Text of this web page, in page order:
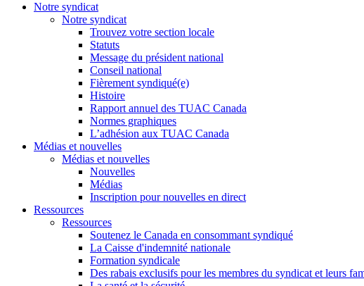
Notre syndicat
Notre syndicat
Trouvez votre section locale
Statuts
Message du président national
Conseil national
Fièrement syndiqué(e)
Histoire
Rapport annuel des TUAC Canada
Normes graphiques
L’adhésion aux TUAC Canada
Médias et nouvelles
Médias et nouvelles
Nouvelles
Médias
Inscription pour nouvelles en direct
Ressources
Ressources
Soutenez le Canada en consommant syndiqué
La Caisse d'indemnité nationale
Formation syndicale
Des rabais exclusifs pour les membres du syndicat et leurs